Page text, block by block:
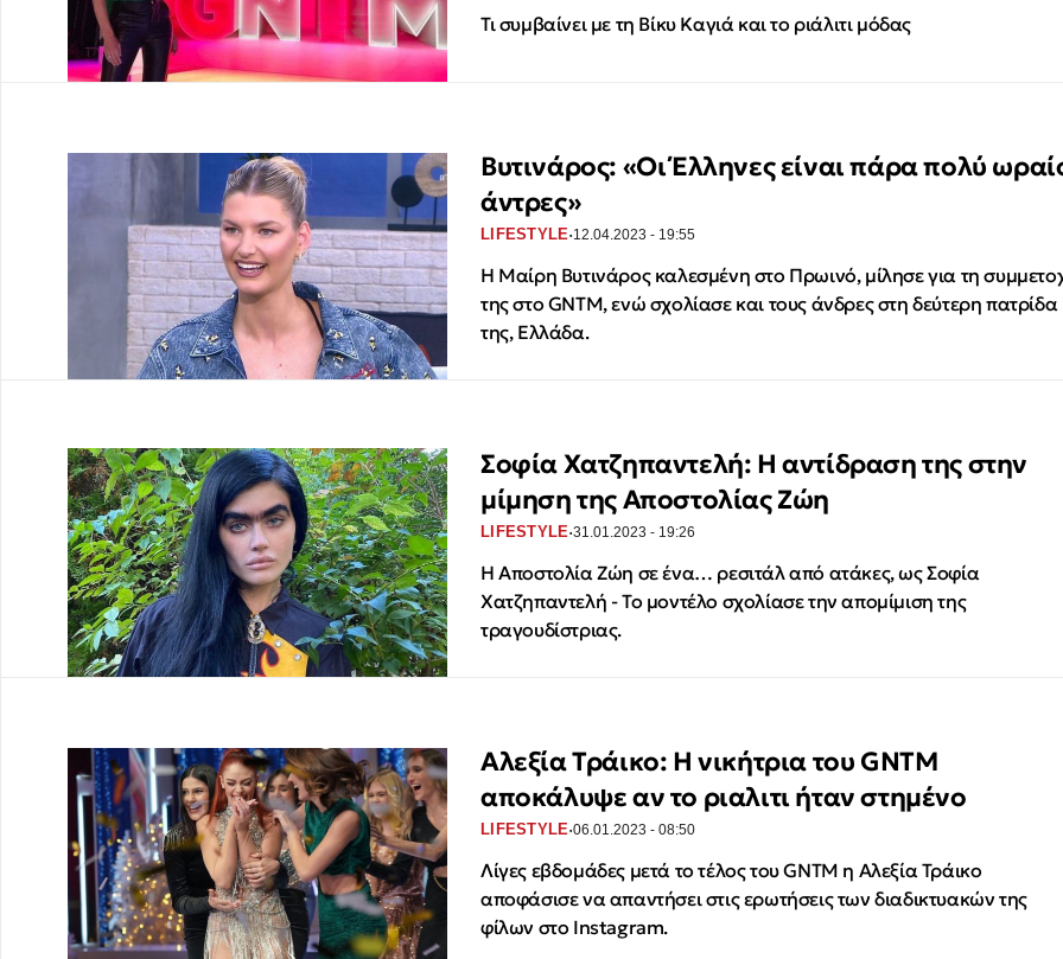
Τι συμβαίνει με τη Βίκυ Καγιά και το ριάλιτι μόδας
Βυτινάρος: «Οι Έλληνες είναι πάρα πολύ
άντρες»
LIFESTYLE·12.04.2023 - 19:55
Η Μαίρη Βυτινάρος καλεσμένη στο Πρωινό, μίλησε για τη
της στο GNTM, ενώ σχολίασε και τους άνδρες στη δεύτερη πατρίδα
της, Ελλάδα.
Σοφία Χατζηπαντελή: Η αντίδραση της στην
μίμηση της Αποστολίας Ζώη
LIFESTYLE·31.01.2023 - 19:26
Η Αποστολία Ζώη σε ένα… ρεσιτάλ από ατάκες, ως Σοφία
Χατζηπαντελή - Το μοντέλο σχολίασε την απομίμιση της
τραγουδίστριας.
Αλεξία Τράικο: Η νικήτρια του GNTM
αποκάλυψε αν το ριαλιτι ήταν στημένο
LIFESTYLE·06.01.2023 - 08:50
Λίγες εβδομάδες μετά το τέλος του GNTM η Αλεξία Τράικο
αποφάσισε να απαντήσει στις ερωτήσεις των διαδικτυακών της
φίλων στο Instagram.